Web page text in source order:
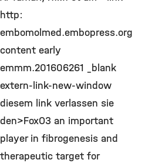
http:
embomolmed.embopress.org
content early
emmm.201606261 _blank
extern-link-new-window
diesem link verlassen sie
den>FoxO3 an important
player in fibrogenesis and
therapeutic target for